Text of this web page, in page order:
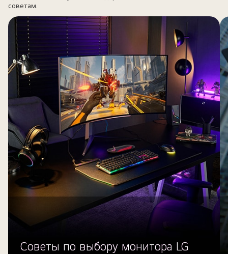
советам.
Советы по выбору монитора LG